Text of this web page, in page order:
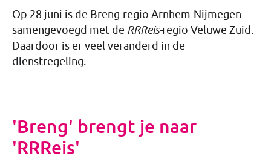
Op 28 juni is de Breng-regio Arnhem-Nijmegen
samengevoegd met de RRReis-regio Veluwe Zuid.
Daardoor is er veel veranderd in de
dienstregeling.
'Breng' brengt je naar
'RRReis'